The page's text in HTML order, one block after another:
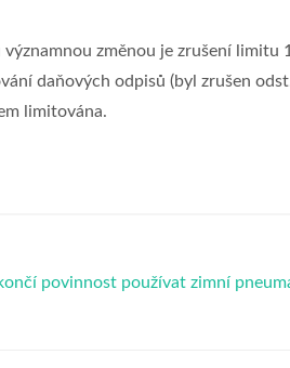
významnou změnou je zrušení
daňových odpisů (byl zrušen
limitována.
povinnost používat zimní